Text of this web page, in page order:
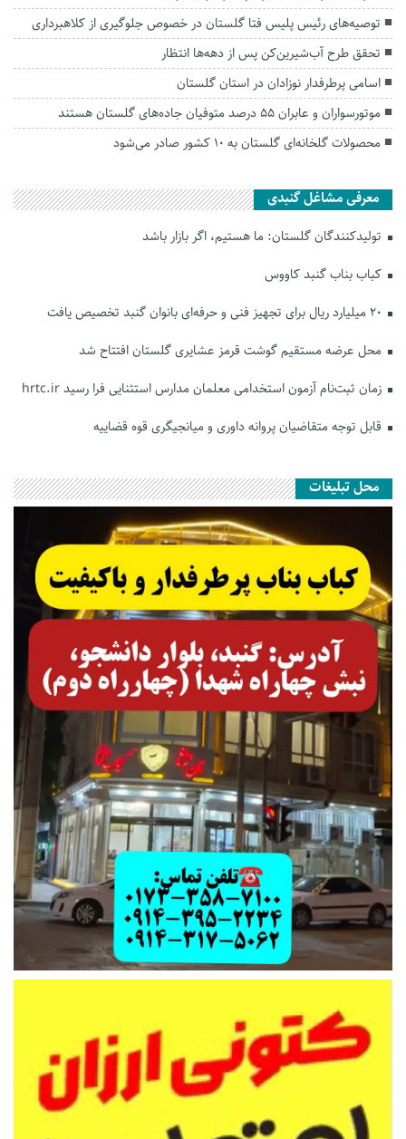
توصیه‌های رئیس پلیس فتا گلستان در خصوص جلوگیری از کلاهبرداری
تحقق طرح آب‌شیرین‌کن پس از دهه‌ها انتظار
اسامی پرطرفدار نوزادان در استان گلستان
موتورسواران و عابران ۵۵ درصد متوفیان جاده‌های گلستان هستند
محصولات گلخانه‌ای گلستان به ۱۰ کشور صادر می‌شود
معرفی مشاغل گنبدی
تولیدکنندگان گلستان: ما هستیم، اگر بازار باشد
کباب بناب گنبد کاووس
محل عرضه مستقیم گوشت قرمز عشایری گلستان افتتاح شد
زمان ثبت‌نام آزمون استخدامی معلمان مدارس استثنایی فرا رسید hrtc.ir
قابل توجه متقاضیان پروانه داوری و میانجیگری قوه قضاییه
محل تبلیغات